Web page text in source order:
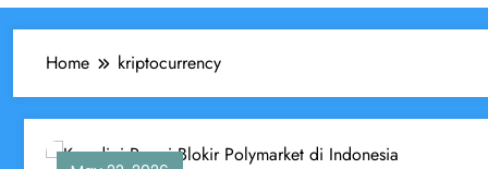
Home kriptocurrency